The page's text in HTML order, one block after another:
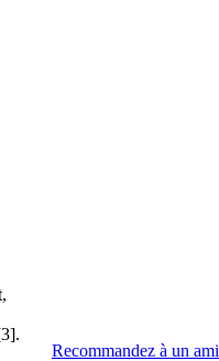
Recommandez à un ami